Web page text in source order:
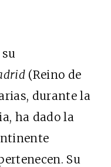
(Reino de
durante la
ha dado la
Su